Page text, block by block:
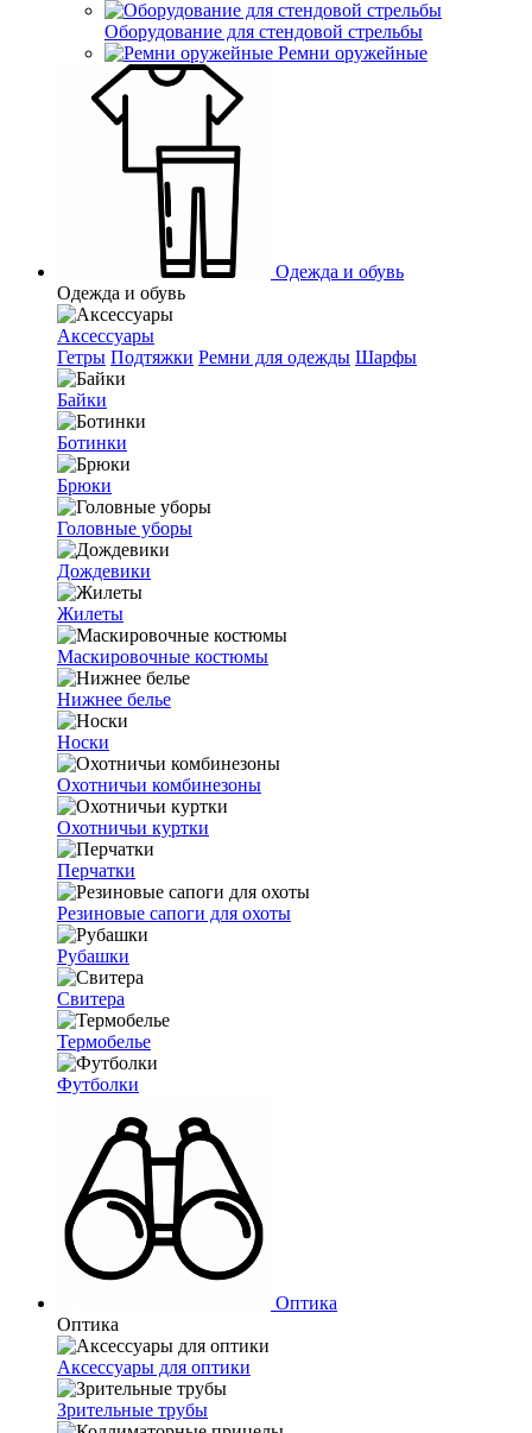
Оборудование для стендовой стрельбы
Ремни оружейные
Одежда и обувь
Одежда и обувь
Аксессуары
Гетры Подтяжки Ремни для одежды Шарфы
Байки
Ботинки
Брюки
Головные уборы
Дождевики
Жилеты
Маскировочные костюмы
Нижнее белье
Носки
Охотничьи комбинезоны
Охотничьи куртки
Перчатки
Резиновые сапоги для охоты
Рубашки
Свитера
Термобелье
Футболки
Оптика
Оптика
Аксессуары для оптики
Зрительные трубы